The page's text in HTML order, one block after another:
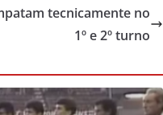
tecnicamente no
1º e 2º turno